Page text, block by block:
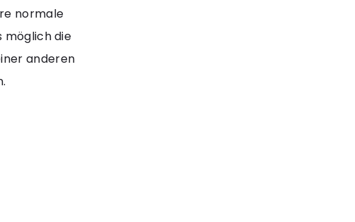
normale
möglich die
anderen